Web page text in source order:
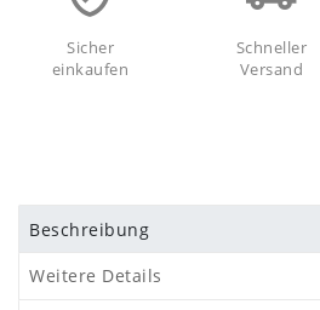
Sicher
einkaufen
Schneller
Versand
Beschreibung
Weitere Details